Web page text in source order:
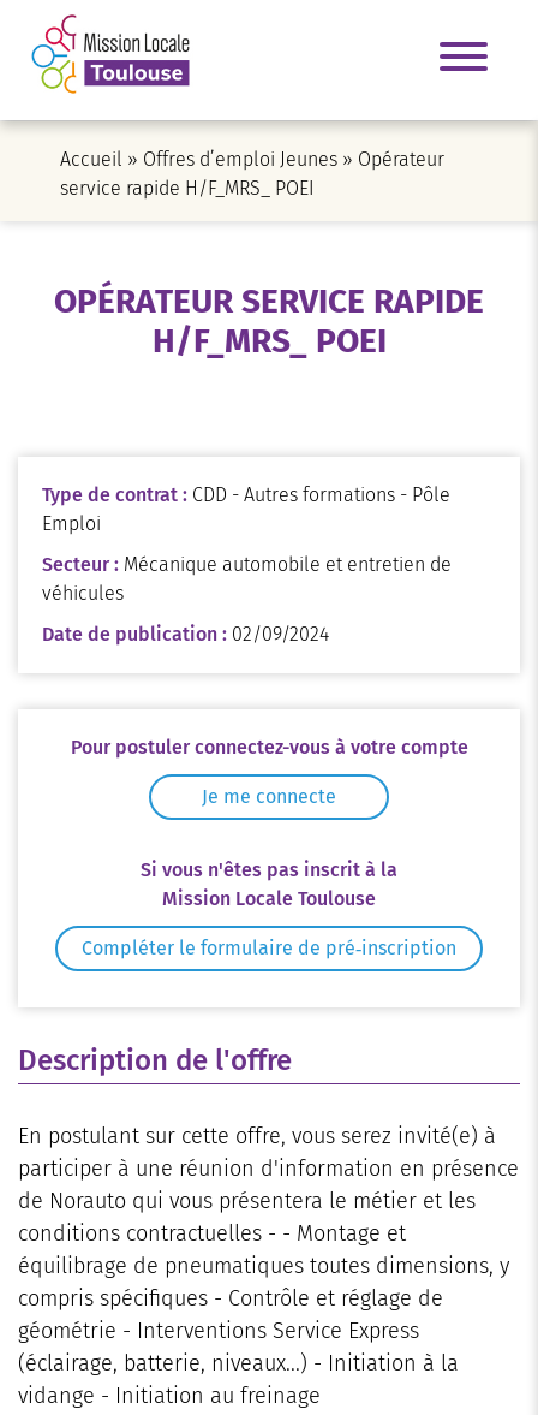
Accueil » Offres d’emploi Jeunes » Opérateur
service rapide H/F_MRS_ POEI
OPÉRATEUR SERVICE RAPIDE
H/F_MRS_ POEI
Description de l'offre
En postulant sur cette offre, vous serez invité(e) à
participer à une réunion d'information en présence
de Norauto qui vous présentera le métier et les
conditions contractuelles - - Montage et
équilibrage de pneumatiques toutes dimensions, y
compris spécifiques - Contrôle et réglage de
géométrie - Interventions Service Express
(éclairage, batterie, niveaux...) - Initiation à la
vidange - Initiation au freinage
Type de contrat : CDD - Autres formations - Pôle
Emploi
Secteur : Mécanique automobile et entretien de
véhicules
Date de publication : 02/09/2024
Pour postuler connectez-vous à votre compte
Je me connecte
Si vous n'êtes pas inscrit à la
Mission Locale Toulouse
Compléter le formulaire de pré‑inscription